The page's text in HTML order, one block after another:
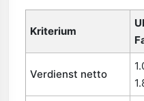
Kriterium
Verdienst netto